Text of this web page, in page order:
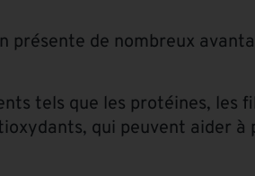
de nombreux
tels que les protéines, les
qui peuvent aider